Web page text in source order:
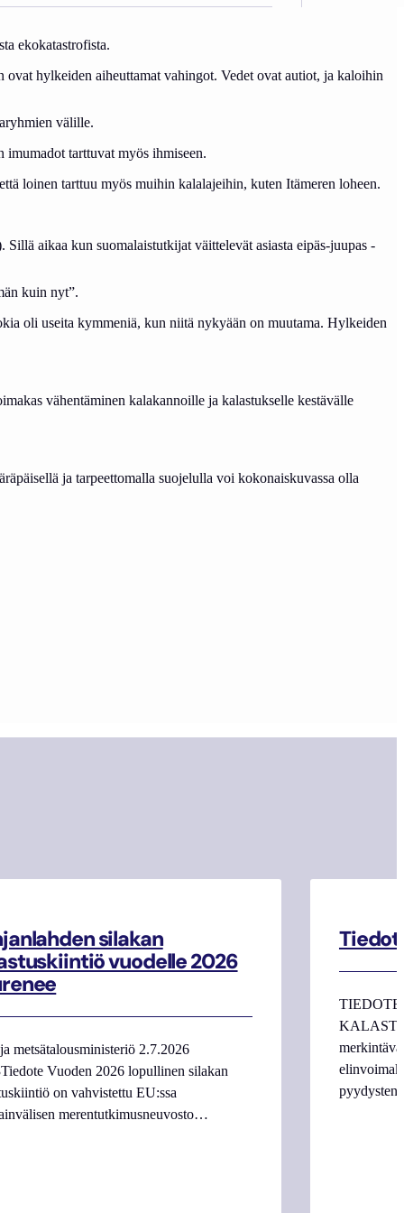
ekokatastrofista.
ovat hylkeiden aiheuttamat vahingot. Vedet ovat autiot, ja kaloihin
välille.
tarttuvat myös ihmiseen.
loinen tarttuu myös muihin kalalajeihin, kuten Itämeren loheen.
aikaa kun suomalaistutkijat väittelevät asiasta eipäs-juupas -
kuin nyt”.
oli useita kymmeniä, kun niitä nykyään on muutama. Hylkeiden
vähentäminen kalakannoille ja kalastukselle kestävälle
ja tarpeettomalla suojelulla voi kokonaiskuvassa olla
silakan
vuodelle 2026
metsätalousministeriö 2.7.2026
Vuoden 2026 lopullinen silakan
on vahvistettu EU:ssa
merentutkimusneuvosto…
pyydysten